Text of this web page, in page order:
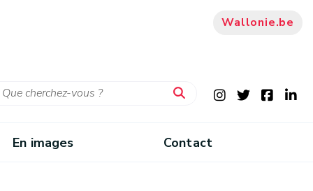
Wallonie.be
En images Contact